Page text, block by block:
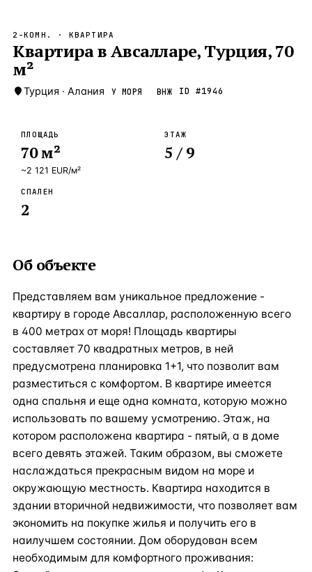
Новороссийск — Локация Россия · 2
Стамбул
Анталия
ЧАСТО ИЩУТ
Турция Кипр
2-КОМН. · КВАРТИРА
Квартира в Авсалларе, Турция, 70
м²
Турция · Алания У МОРЯ ВНЖ ID #1946
ПЛОЩАДЬ
70м²
~2 121 EUR/м²
ЭТАЖ
5 / 9
СПАЛЕН
2
Об объекте
Представляем вам уникальное предложение -
квартиру в городе Авсаллар, расположенную всего
в 400 метрах от моря! Площадь квартиры
составляет 70 квадратных метров, в ней
предусмотрена планировка 1+1, что позволит вам
разместиться с комфортом. В квартире имеется
одна спальня и еще одна комната, которую можно
использовать по вашему усмотрению. Этаж, на
котором расположена квартира - пятый, а в доме
всего девять этажей. Таким образом, вы сможете
наслаждаться прекрасным видом на море и
окружающую местность. Квартира находится в
здании вторичной недвижимости, что позволяет вам
экономить на покупке жилья и получить его в
наилучшем состоянии. Дом оборудован всем
необходимым для комфортного проживания: